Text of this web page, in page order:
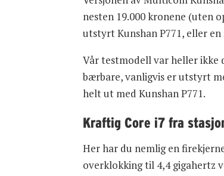
nesten 19.000 kronene (uten
utstyrt Kunshan P771, eller en
Vår testmodell var heller ikke
bærbare, vanligvis er utstyrt
helt ut med Kunshan P771.
Kraftig Core i7 fra
Her har du nemlig en
overklokking til 4,4 gigahertz